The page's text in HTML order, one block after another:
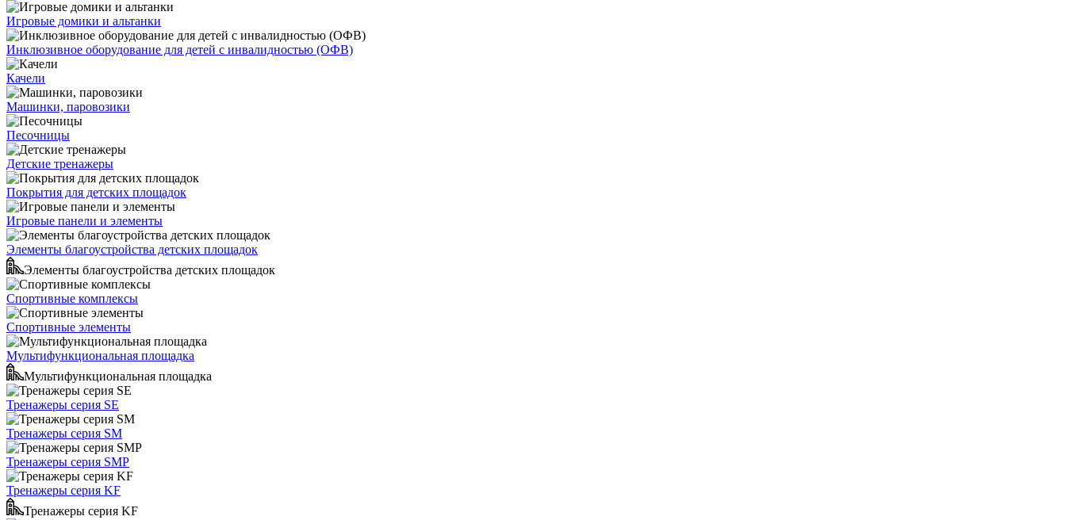
Игровые домики и альтанки
Инклюзивное оборудование для детей с инвалидностью (ОФВ)
Качели
Машинки, паровозики
Песочницы
Детские тренажеры
Покрытия для детских площадок
Игровые панели и элементы
Элементы благоустройства детских площадок
Элементы благоустройства детских площадок
Спортивные комплексы
Спортивные элементы
Мультифункциональная площадка
Мультифункциональная площадка
Тренажеры серия SE
Тренажеры серия SM
Тренажеры серия SMP
Тренажеры серия KF
Тренажеры серия KF